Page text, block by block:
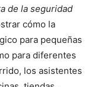
de la seguridad
cómo la
para pequeñas
para diferentes
los asistentes